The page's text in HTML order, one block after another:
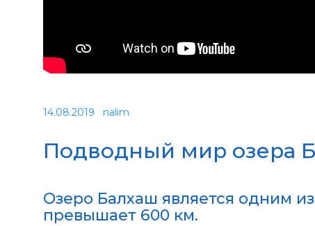
14.08.2019 nalim
Подводный мир озера
Озеро Балхаш является одним
превышает 600 км.